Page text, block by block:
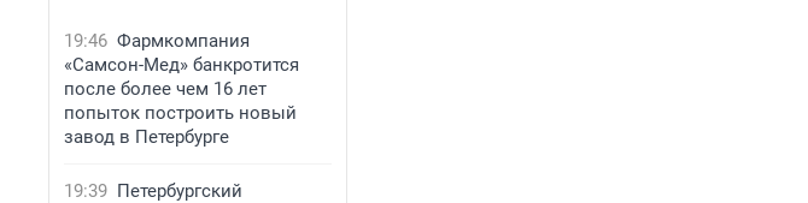
19:46 Фармкомпания
«Самсон-Мед» банкротится
после более чем 16 лет
попыток построить новый
завод в Петербурге
19:39 Петербургский